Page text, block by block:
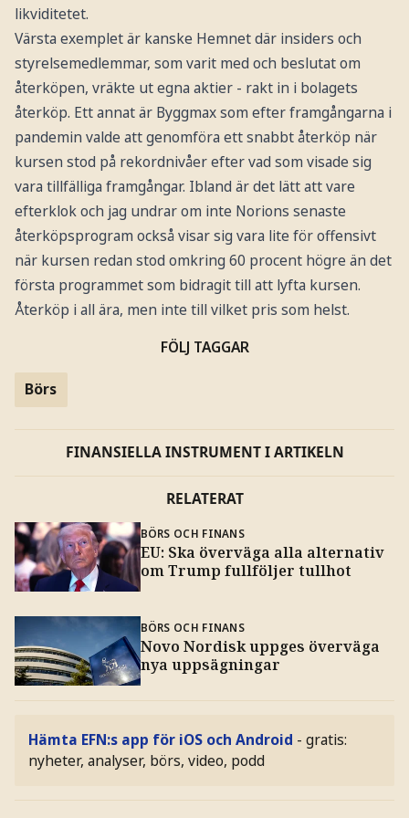
likviditetet.
Värsta exemplet är kanske Hemnet där insiders och
styrelsemedlemmar, som varit med och beslutat om
återköpen, vräkte ut egna aktier - rakt in i bolagets
återköp. Ett annat är Byggmax som efter framgångarna i
pandemin valde att genomföra ett snabbt återköp när
kursen stod på rekordnivåer efter vad som visade sig
vara tillfälliga framgångar. Ibland är det lätt att vare
efterklok och jag undrar om inte Norions senaste
återköpsprogram också visar sig vara lite för offensivt
när kursen redan stod omkring 60 procent högre än det
första programmet som bidragit till att lyfta kursen.
Återköp i all ära, men inte till vilket pris som helst.
FÖLJ TAGGAR
Börs
FINANSIELLA INSTRUMENT I ARTIKELN
RELATERAT
BÖRS OCH FINANS
EU: Ska överväga alla alternativ
om Trump fullföljer tullhot
BÖRS OCH FINANS
Novo Nordisk uppges överväga
nya uppsägningar
Hämta EFN:s app för iOS och Android - gratis:
nyheter, analyser, börs, video, podd